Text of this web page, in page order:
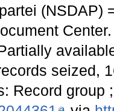
(NSDAP)
seized,
Record group